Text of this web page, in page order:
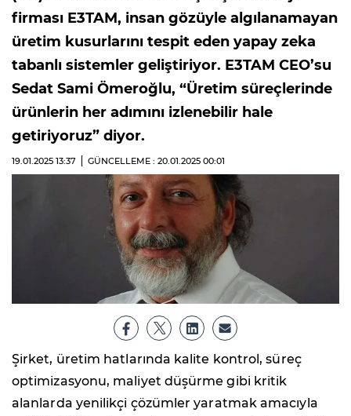
firması E3TAM, insan gözüyle algılanamayan
üretim kusurlarını tespit eden yapay zeka
tabanlı sistemler geliştiriyor. E3TAM CEO’su
Sedat Sami Ömeroğlu, “Üretim süreçlerinde
ürünlerin her adımını izlenebilir hale
getiriyoruz” diyor.
19.01.2025 13:37 GÜNCELLEME : 20.01.2025 00:01
Şirket, üretim hatlarında kalite kontrol, süreç
optimizasyonu, maliyet düşürme gibi kritik
alanlarda yenilikçi çözümler yaratmak amacıyla